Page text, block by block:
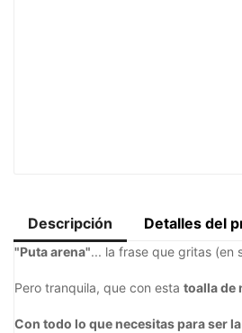
Descripción Detalles del
"Puta arena"... la frase que gritas (en
Pero tranquila, que con esta toalla de
Con todo lo que necesitas para ser